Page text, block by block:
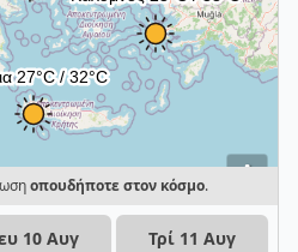
i
οπουδήποτε στον κόσμο.
10 Αυγ Τρί 11 Αυγ